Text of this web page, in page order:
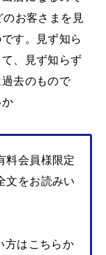
お客さまを見
す。見ず知ら
、見ず知らず
去のもので
料会員様限定
文をお読みい
方はこちらか